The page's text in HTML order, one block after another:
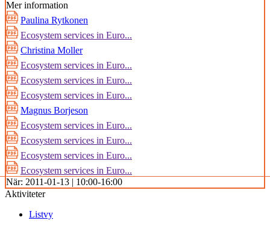
Mer information
Paulina Rytkonen
Ecosystem services in Euro...
Christina Moller
Ecosystem services in Euro...
Ecosystem services in Euro...
Ecosystem services in Euro...
Magnus Borjeson
Ecosystem services in Euro...
Ecosystem services in Euro...
Ecosystem services in Euro...
Ecosystem services in Euro...
När: 2011-01-13 | 10:00-16:00
Aktiviteter
Listvy